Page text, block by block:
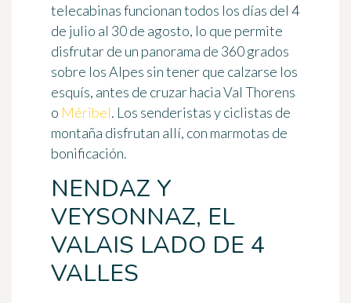
telecabinas funcionan todos los días del 4
de julio al 30 de agosto, lo que permite
disfrutar de un panorama de 360 grados
sobre los Alpes sin tener que calzarse los
esquís, antes de cruzar hacia Val Thorens
o Méribel. Los senderistas y ciclistas de
montaña disfrutan allí, con marmotas de
bonificación.
NENDAZ Y
VEYSONNAZ, EL
VALAIS LADO DE 4
VALLES